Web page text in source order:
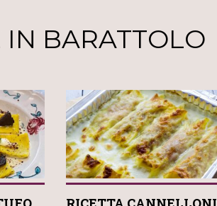
IN BARATTOLO